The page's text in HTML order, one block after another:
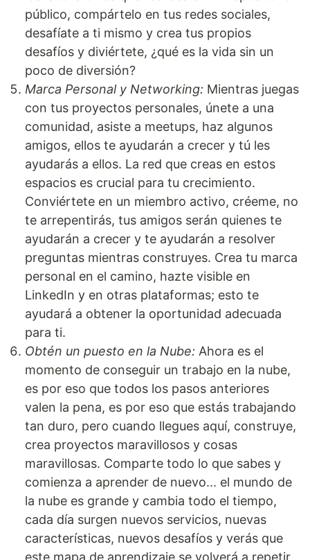
público, compártelo en tus redes sociales,
desafíate a ti mismo y crea tus propios
desafíos y diviértete, ¿qué es la vida sin un
poco de diversión?
Marca Personal y Networking: Mientras juegas
con tus proyectos personales, únete a una
comunidad, asiste a meetups, haz algunos
amigos, ellos te ayudarán a crecer y tú les
ayudarás a ellos. La red que creas en estos
espacios es crucial para tu crecimiento.
Conviértete en un miembro activo, créeme, no
te arrepentirás, tus amigos serán quienes te
ayudarán a crecer y te ayudarán a resolver
preguntas mientras construyes. Crea tu marca
personal en el camino, hazte visible en
LinkedIn y en otras plataformas; esto te
ayudará a obtener la oportunidad adecuada
para ti.
Obtén un puesto en la Nube: Ahora es el
momento de conseguir un trabajo en la nube,
es por eso que todos los pasos anteriores
valen la pena, es por eso que estás trabajando
tan duro, pero cuando llegues aquí, construye,
crea proyectos maravillosos y cosas
maravillosas. Comparte todo lo que sabes y
comienza a aprender de nuevo... el mundo de
la nube es grande y cambia todo el tiempo,
cada día surgen nuevos servicios, nuevas
características, nuevos desafíos y verás que
este mapa de aprendizaje se volverá a repetir